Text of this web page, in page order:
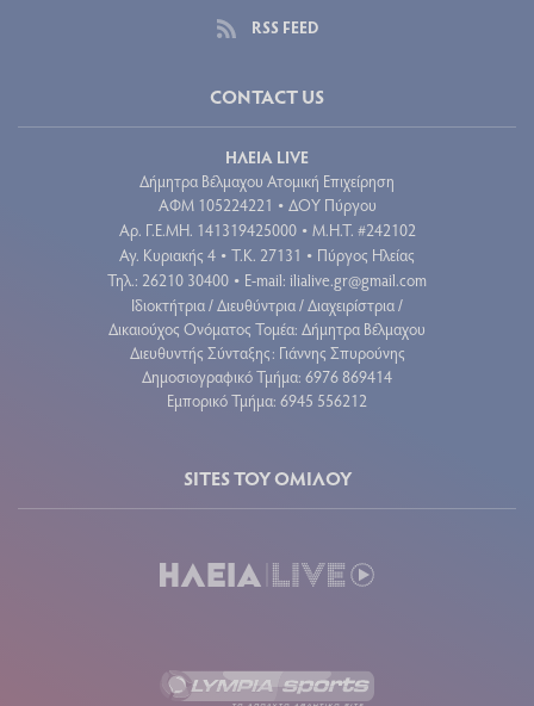
RSS FEED
CONTACT US
ΗΛΕΙΑ LIVE
Δήμητρα Βέλμαχου Ατομική Επιχείρηση
ΑΦΜ 105224221 • ΔΟΥ Πύργου
Aρ. Γ.Ε.ΜΗ. 141319425000 • Μ.Η.Τ. #242102
Αγ. Κυριακής 4 • Τ.Κ. 27131 • Πύργος Ηλείας
Τηλ.: 26210 30400 • E-mail: ilialive.gr@gmail.com
Ιδιοκτήτρια / Διευθύντρια / Διαχειρίστρια /
Δικαιούχος Ονόματος Τομέα: Δήμητρα Βέλμαχου
Διευθυντής Σύνταξης: Γιάννης Σπυρούνης
Δημοσιογραφικό Τμήμα: 6976 869414
Εμπορικό Τμήμα: 6945 556212
SITES ΤΟΥ ΟΜΙΛΟΥ